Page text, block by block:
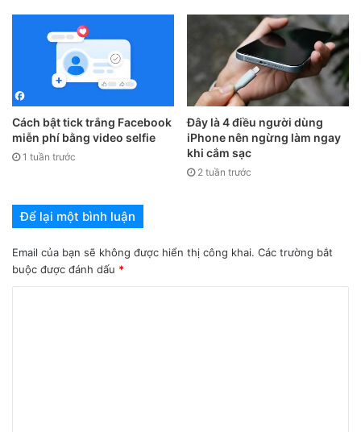
Hỗ trợ các bài giảng, bài tập cần thiết cho học sinh.
Hỗ trợ trên nền tảng mobile, giúp người dùng dễ dàng
theo dõi quá trình học tập trên thiết bị điện thoại.
Giao diện sử dụng dễ dàng, thân thiện.
Cách bật tick trắng Facebook
miễn phí bằng video selfie
1 tuần trước
Đây là 4 điều người dùng
iPhone nên ngừng làm ngay
khi cắm sạc
2 tuần trước
Để lại một bình luận
Email của bạn sẽ không được hiển thị công khai. Các trường bắt
buộc được đánh dấu *